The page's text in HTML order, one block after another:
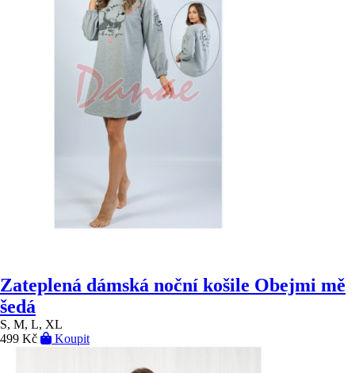
Zateplená dámská noční košile Obejmi mě
šedá
S, M, L, XL
499 Kč
Koupit